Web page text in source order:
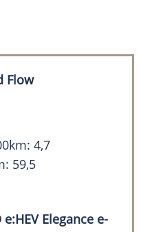
Flow
4,7
59,5
Elegance e-